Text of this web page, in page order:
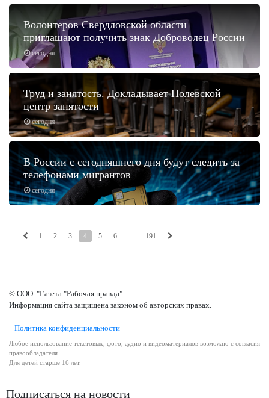
сегодня
Волонтеров Свердловской области
приглашают получить знак Доброволец России
сегодня
Труд и занятость. Докладывает Полевской
центр занятости
сегодня
В России с сегодняшнего дня будут следить за
телефонами мигрантов
1 2 3 4 5 6 ... 191
© ООО "Газета "Рабочая правда"
Информация сайта защищена законом об авторских правах.
Политика конфиденциальности
Любое использование текстовых, фото, аудио и видеоматериалов возможно с согласия
правообладателя.
Для детей старше 16 лет.
Подписаться на новости